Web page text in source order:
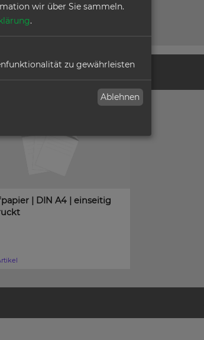
| DIN A4 | einseitig
wir über Sie sammeln.
.
zu gewährleisten
Ablehnen